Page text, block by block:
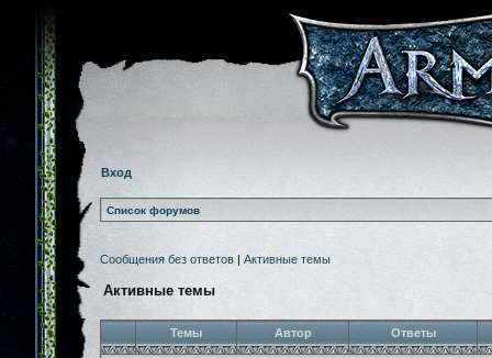
Вход
Список форумов
Сообщения без ответов | Активные темы
Активные темы
Темы Автор Ответы